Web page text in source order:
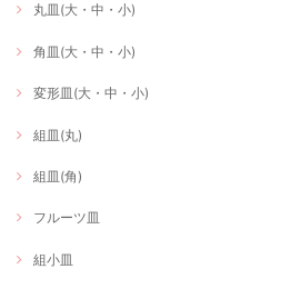
丸皿(大・中・小)
角皿(大・中・小)
変形皿(大・中・小)
組皿(丸)
組皿(角)
フルーツ皿
組小皿